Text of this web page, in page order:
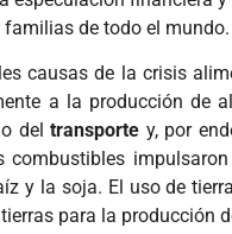
de todo el mundo.
causas de la crisis
a la producción de
deltransporte y, por
combustibles
y la soja. El uso de
para la producción